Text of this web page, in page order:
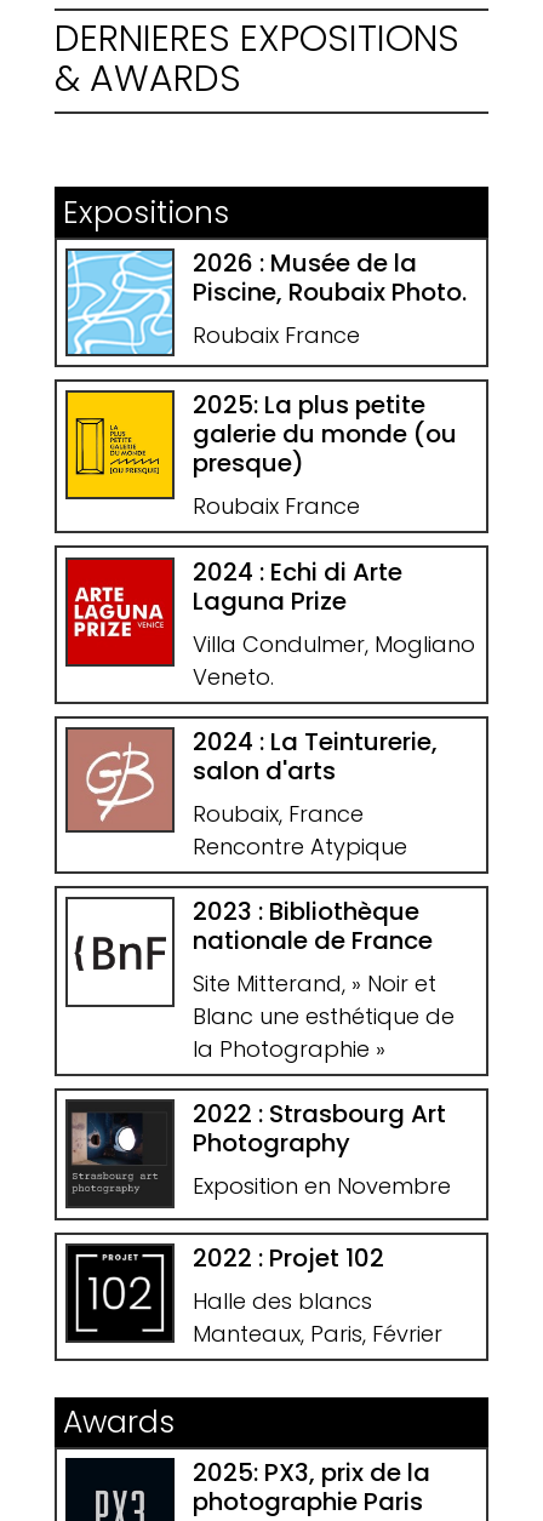
DERNIERES EXPOSITIONS
& AWARDS
Expositions
2026 : Musée de la
Piscine, Roubaix Photo.
Roubaix France
2025: La plus petite
galerie du monde (ou
presque)
Roubaix France
2024 : Echi di Arte
Laguna Prize
Villa Condulmer, Mogliano
Veneto.
2024 : La Teinturerie,
salon d'arts
Roubaix, France
Rencontre Atypique
2023 : Bibliothèque
nationale de France
Site Mitterand, » Noir et
Blanc une esthétique de
la Photographie »
2022 : Strasbourg Art
Photography
Exposition en Novembre
2022 : Projet 102
Halle des blancs
Manteaux, Paris, Février
Awards
2025: PX3, prix de la
photographie Paris